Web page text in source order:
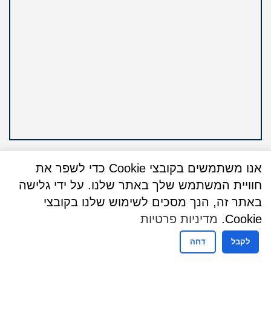
שעות פעילות
אנו משתמשים בקובצי Cookie כדי לשפר את
חוויית המשתמש שלך באתר שלנו. על ידי גלישה
באתר זה, הנך מסכים לשימוש שלנו בקובצי
Cookie.
מדיניות פרטיות
לקבל דחה